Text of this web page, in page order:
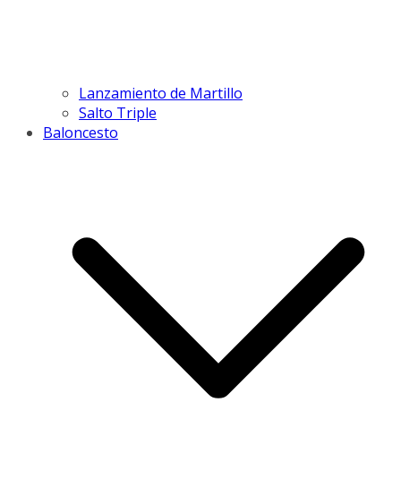
Lanzamiento de Martillo
Salto Triple
Baloncesto